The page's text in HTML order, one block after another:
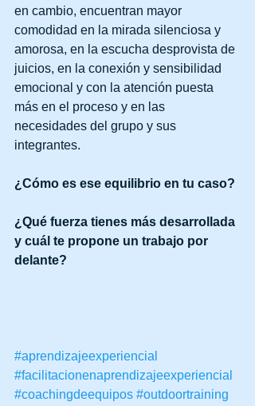
en cambio, encuentran mayor
comodidad en la mirada silenciosa y
amorosa, en la escucha desprovista de
juicios, en la conexión y sensibilidad
emocional y con la atención puesta
más en el proceso y en las
necesidades del grupo y sus
integrantes.
¿Cómo es ese equilibrio en tu caso?
¿Qué fuerza tienes más desarrollada
y cuál te propone un trabajo por
delante?
#aprendizajeexperiencial
#facilitacionenaprendizajeexperiencial
#coachingdeequipos #outdoortraining